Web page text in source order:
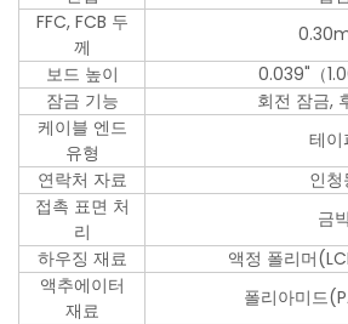
FFC, FCB 두
께
보드 높이
0.039"（
잠금 기능
회전 잠금,
케이블 엔드
유형
테이
연락처 자료
인청
접촉 표면 처
리
금
하우징 재료
액정 폴리머
액추에이터
재료
폴리아미드